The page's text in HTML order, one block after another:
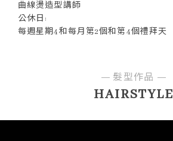
曲線燙造型講師
公休日:
每週星期4和每月第2個和第4個禮拜天
HAIRSTYLE
髮型作品